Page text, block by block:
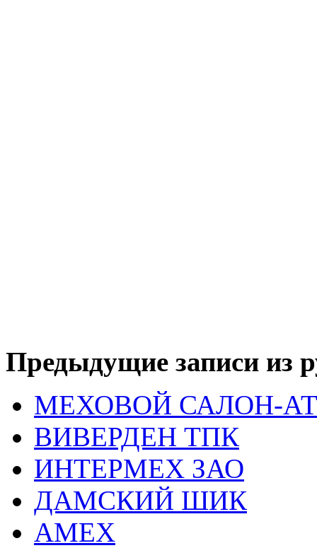
Предыдущие записи из
МЕХОВОЙ САЛОН-
ВИВЕРДЕН ТПК
ИНТЕРМЕХ ЗАО
ДАМСКИЙ ШИК
АМЕХ